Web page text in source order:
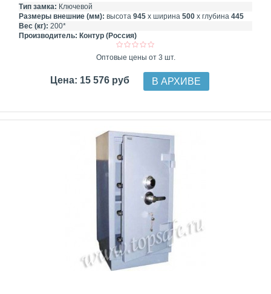
Тип замка: Ключевой
Размеры внешние (мм): высота 945 х ширина 500 х глубина 445
Вес (кг): 200*
Производитель: Контур (Россия)
Оптовые цены от 3 шт.
Цена: 15 576 руб В АРХИВЕ